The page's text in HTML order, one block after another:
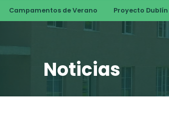
Campamentos de Verano Proyecto Dublín
Noticias